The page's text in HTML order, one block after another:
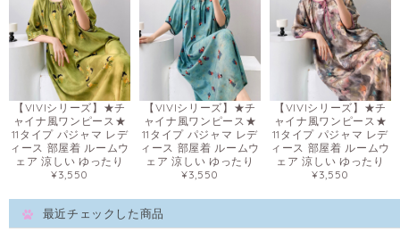
【VIVIシリーズ】★チ
ャイナ風ワンピース★
11タイプ パジャマ レデ
ィース 部屋着 ルームウ
ェア 涼しい ゆったり
¥3,550
【VIVIシリーズ】★チ
ャイナ風ワンピース★
11タイプ パジャマ レデ
ィース 部屋着 ルームウ
ェア 涼しい ゆったり
¥3,550
【VIVIシリーズ】★チ
ャイナ風ワンピース★
11タイプ パジャマ レデ
ィース 部屋着 ルームウ
ェア 涼しい ゆったり
¥3,550
最近チェックした商品